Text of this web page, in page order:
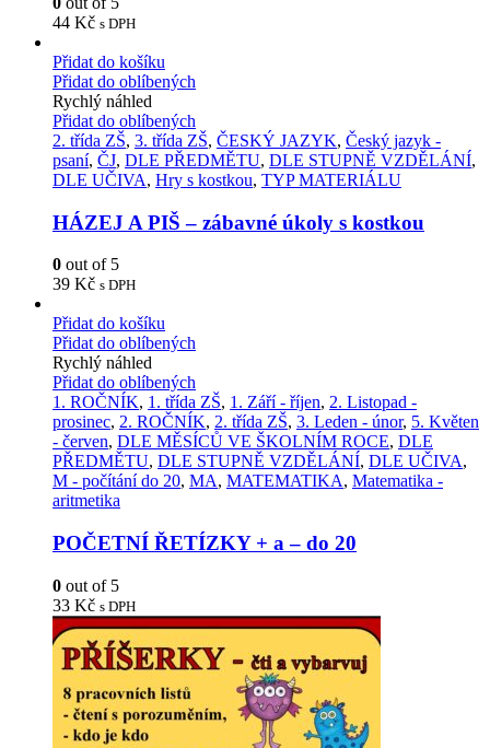
44 Kč s DPH
Přidat do košíku
Přidat do oblíbených
Rychlý náhled
Přidat do oblíbených
2. třída ZŠ, 3. třída ZŠ, ČESKÝ JAZYK, Český jazyk -
psaní, ČJ, DLE PŘEDMĚTU, DLE STUPNĚ VZDĚLÁNÍ,
DLE UČIVA, Hry s kostkou, TYP MATERIÁLU
HÁZEJ A PIŠ – zábavné úkoly s kostkou
0 out of 5
39 Kč s DPH
Přidat do košíku
Přidat do oblíbených
Rychlý náhled
Přidat do oblíbených
1. ROČNÍK, 1. třída ZŠ, 1. Září - říjen, 2. Listopad -
prosinec, 2. ROČNÍK, 2. třída ZŠ, 3. Leden - únor, 5. Květen
- červen, DLE MĚSÍCŮ VE ŠKOLNÍM ROCE, DLE
PŘEDMĚTU, DLE STUPNĚ VZDĚLÁNÍ, DLE UČIVA,
M - počítání do 20, MA, MATEMATIKA, Matematika -
aritmetika
POČETNÍ ŘETÍZKY + a – do 20
0 out of 5
33 Kč s DPH